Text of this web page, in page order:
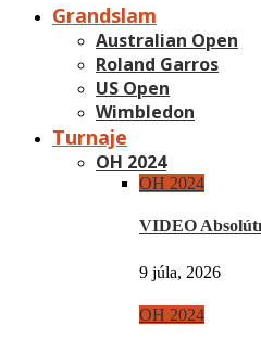
Grandslam
Australian Open
Roland Garros
US Open
Wimbledon
Turnaje
OH 2024
OH 2024
VIDEO
9 júla, 2026
OH 2024